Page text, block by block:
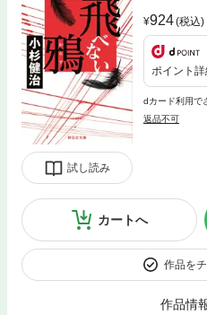
試し読み
924(税込)
ポイント詳
dカード利用で
返品不可
カートへ
作品を
作品情